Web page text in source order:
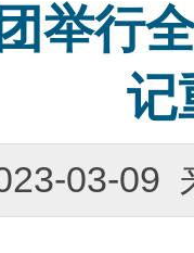
举行
记
03-